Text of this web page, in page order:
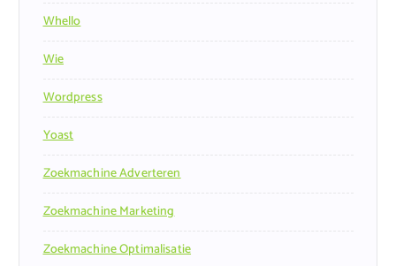
Whello
Wie
Wordpress
Yoast
Zoekmachine Adverteren
Zoekmachine Marketing
Zoekmachine Optimalisatie